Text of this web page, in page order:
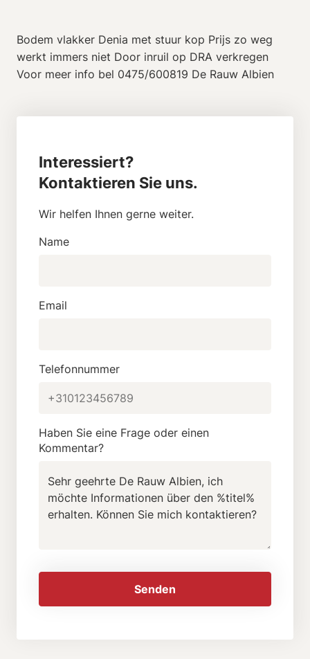
Bodem vlakker Denia met stuur kop Prijs zo weg
werkt immers niet Door inruil op DRA verkregen
Voor meer info bel 0475/600819 De Rauw Albien
Interessiert?
Kontaktieren Sie uns.
Wir helfen Ihnen gerne weiter.
Name
Email
Telefonnummer
Haben Sie eine Frage oder einen
Kommentar?
Senden